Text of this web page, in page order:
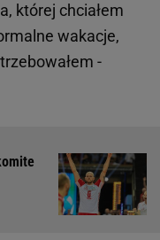
której chciałem
wakacje,
-